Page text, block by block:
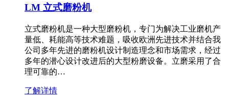
LM 立式磨粉机
立式磨粉机是一种大型磨粉机，专门为解决工业磨机产
量低、耗能高等技术难题，吸收欧洲先进技术并结合我
公司多年先进的磨粉机设计制造理念和市场需求，经过
多年的潜心设计改进后的大型粉磨设备。立磨采用了合
理可靠的…
了解详情